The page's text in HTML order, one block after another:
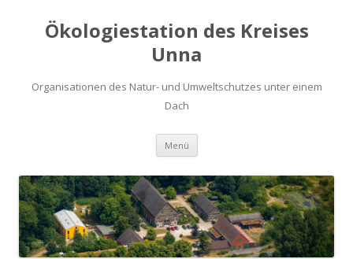
Ökologiestation des Kreises
Unna
Organisationen des Natur- und Umweltschutzes unter einem
Dach
Menü Zum
springen